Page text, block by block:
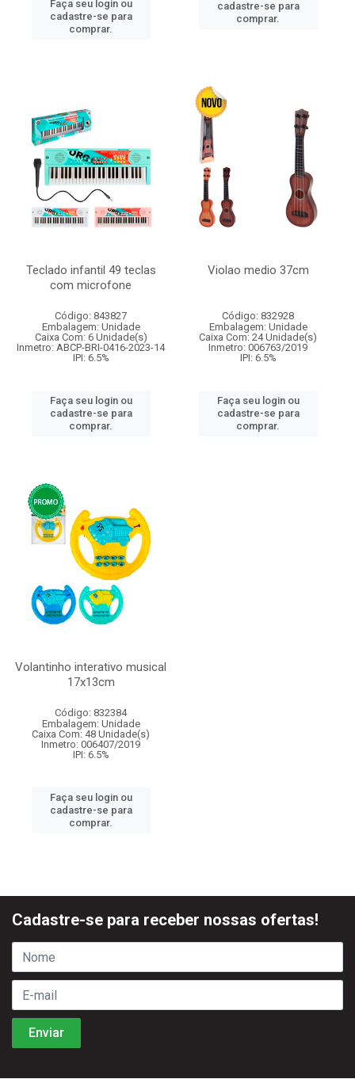
Faça seu login ou
cadastre-se para
comprar.
cadastre-se para
comprar.
Teclado infantil 49 teclas
com microfone
Código: 843827
Embalagem: Unidade
Caixa Com: 6 Unidade(s)
Inmetro: ABCP-BRI-0416-2023-14
IPI: 6.5%
Faça seu login ou
cadastre-se para
comprar.
Violao medio 37cm
Código: 832928
Embalagem: Unidade
Caixa Com: 24 Unidade(s)
Inmetro: 006763/2019
IPI: 6.5%
Faça seu login ou
cadastre-se para
comprar.
Volantinho interativo musical
17x13cm
Código: 832384
Embalagem: Unidade
Caixa Com: 48 Unidade(s)
Inmetro: 006407/2019
IPI: 6.5%
Faça seu login ou
cadastre-se para
comprar.
Cadastre-se para receber nossas ofertas!